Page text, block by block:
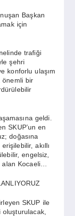
Başkan
için
trafiği
şehri
konforlu ulaşım
önemli bir
geldi.
SKUP’un en
doğasına
akıllı
engelsiz,
Kocaeli…
SKUP ile